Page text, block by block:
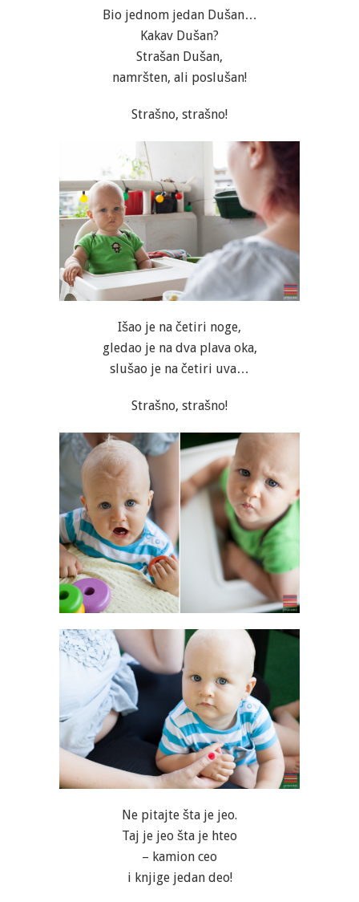
Bio jednom jedan Dušan…
Kakav Dušan?
Strašan Dušan,
namršten, ali poslušan!
Strašno, strašno!
Išao je na četiri noge,
gledao je na dva plava oka,
slušao je na četiri uva…
Strašno, strašno!
Ne pitajte šta je jeo.
Taj je jeo šta je hteo
– kamion ceo
i knjige jedan deo!